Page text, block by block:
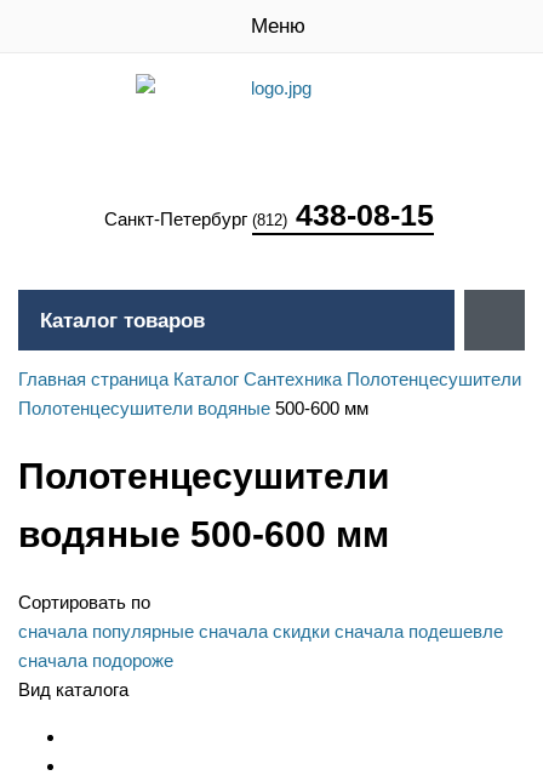
Меню
Санкт-Петербург (812) 438-08-15
Каталог товаров
Главная страница Каталог Сантехника Полотенцесушители
Полотенцесушители водяные 500-600 мм
Полотенцесушители
водяные 500-600 мм
Сортировать по
сначала популярные сначала скидки сначала подешевле
сначала подороже
Вид каталога